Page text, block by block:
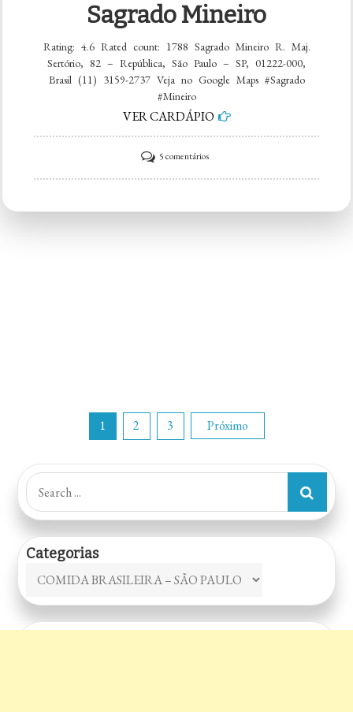
Sagrado Mineiro
Rating: 4.6 Rated count: 1788 Sagrado Mineiro R. Maj.
Sertório, 82 – República, São Paulo – SP, 01222-000,
Brasil (11) 3159-2737 Veja no Google Maps #Sagrado
#Mineiro
VER CARDÁPIO
5 comentáriosem
Sagrado
Paginação
de
posts
1 2 3 Próximo
Search
for:
Categorias
Categorias